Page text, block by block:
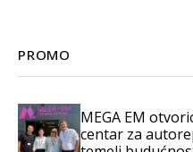
PROMO
MEGA EM
centar za